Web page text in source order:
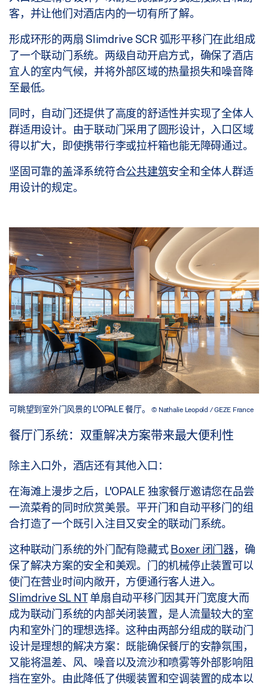
客，并让他们对酒店内的一切有所了解。
形成环形的两扇 Slimdrive SCR 弧形平移门在此组成
了一个联动门系统。两级自动开启方式，确保了酒店
宜人的室内气候，并将外部区域的热量损失和噪音降
至最低。
同时，自动门还提供了高度的舒适性并实现了全体人
群适用设计。由于联动门采用了圆形设计，入口区域
得以扩大，即使携带行李或拉杆箱也能无障碍通过。
坚固可靠的盖泽系统符合公共建筑安全和全体人群适
用设计的规定。
可眺望到室外门风景的 L'OPALE 餐厅。© Nathalie Leopold / GEZE France
餐厅门系统：双重解决方案带来最大便利性
除主入口外，酒店还有其他入口：
在海滩上漫步之后，L'OPALE 独家餐厅邀请您在品尝
一流菜肴的同时欣赏美景。平开门和自动平移门的组
合打造了一个既引入注目又安全的联动门系统。
这种联动门系统的外门配有隐藏式Boxer 闭门器，确
保了解决方案的安全和美观。门的机械停止装置可以
使门在营业时间内敞开，方便通行客人进入。
Slimdrive SL NT单扇自动平移门因其开门宽度大而
成为联动门系统的内部关闭装置，是人流量较大的室
内和室外门的理想选择。这种由两部分组成的联动门
设计是理想的解决方案：既能确保餐厅的安静氛围，
又能将温差、风、噪音以及流沙和喷雾等外部影响阻
挡在室外。由此降低了供暖装置和空调装置的成本以